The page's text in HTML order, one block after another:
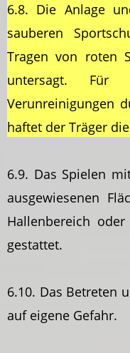
6.8. Die Anlage
sauberen
Tragen von roten
untersagt. Für
Verunreinigungen
haftet der Träger
6.9. Das Spielen
ausgewiesenen
Hallenbereich
gestattet.
6.10. Das Betreten
auf eigene Gefahr.